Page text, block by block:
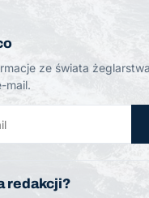
ze świata
mail.
redakcji?